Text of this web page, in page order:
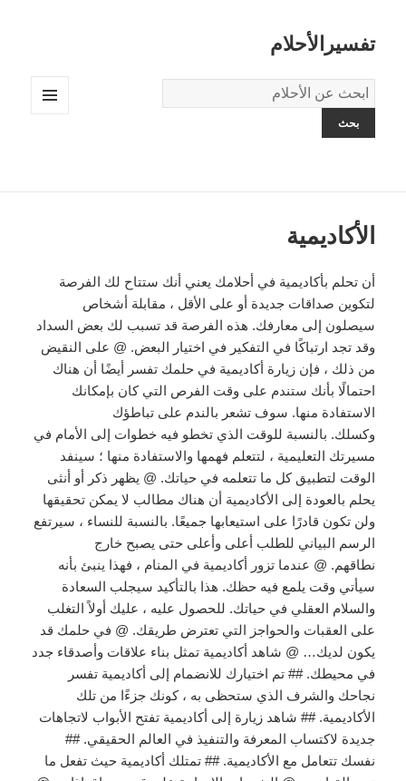
تفسيرالأحلام
قاموس
الاحلام:
الأكاديمية
أن تحلم بأكاديمية في أحلامك يعني أنك ستتاح لك الفرصة
لتكوين صداقات جديدة أو على الأقل ، مقابلة أشخاص
سيصلون إلى معارفك. هذه الفرصة قد تسبب لك بعض السداد
وقد تجد ارتباكًا في التفكير في اختيار البعض. @ على النقيض
من ذلك ، فإن زيارة أكاديمية في حلمك تفسر أيضًا أن هناك
احتمالًا بأنك ستندم على وقت الفرص التي كان بإمكانك
الاستفادة منها. سوف تشعر بالندم على تباطؤك
وكسلك. بالنسبة للوقت الذي تخطو فيه خطوات إلى الأمام في
مسيرتك التعليمية ، لتتعلم فهمها والاستفادة منها ؛ سينفد
الوقت لتطبيق كل ما تتعلمه في حياتك. @ يظهر ذكر أو أنثى
يحلم بالعودة إلى الأكاديمية أن هناك مطالب لا يمكن تحقيقها
ولن تكون قادرًا على استيعابها جميعًا. بالنسبة للنساء ، سيرتفع
الرسم البياني للطلب أعلى وأعلى حتى يصبح خارج
نطاقهم. @ عندما تزور أكاديمية في المنام ، فهذا ينبئ بأنه
سيأتي وقت يلمع فيه حظك. هذا بالتأكيد سيجلب السعادة
والسلام العقلي في حياتك. للحصول عليه ، عليك أولاً التغلب
على العقبات والحواجز التي تعترض طريقك. @ في حلمك قد
يكون لديك… @ شاهد أكاديمية تمثل بناء علاقات وأصدقاء جدد
في محيطك. ## تم اختيارك للانضمام إلى أكاديمية تفسر
نجاحك والشرف الذي ستحظى به ، كونك جزءًا من تلك
الأكاديمية. ## شاهد زيارة إلى أكاديمية تفتح الأبواب لاتجاهات
جديدة لاكتساب المعرفة والتنفيذ في العالم الحقيقي. ##
نفسك تتعامل مع الأكاديمية. ## تمتلك أكاديمية حيث تفعل ما